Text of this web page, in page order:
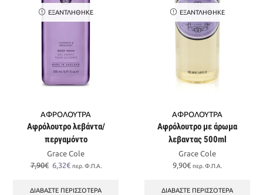
ΕΞΑΝΤΛΉΘΗΚΕ
ΑΦΡΟΛΟΥΤΡΑ
Αφρόλουτρο λεβάντα/
περγαμόντο
Grace Cole
7,90€ Original
was:
6,32€Η
τιμή
περ. Φ.Π.Α.
ΔΙΑΒΆΣΤΕ ΠΕΡΙΣΣΌΤΕΡΑ
ΕΞΑΝΤΛΉΘΗΚΕ
ΑΦΡΟΛΟΥΤΡΑ
Αφρόλουτρο με άρωμα
λεβαντας 500ml
Grace Cole
9,90€ περ. Φ.Π.Α.
ΔΙΑΒΆΣΤΕ ΠΕΡΙΣΣΌΤΕΡΑ